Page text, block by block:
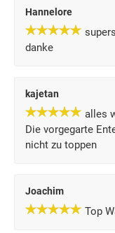
Hannelore
danke
kajetan
alles
Die vorgegarte
nicht zu toppen
Joachim
Top